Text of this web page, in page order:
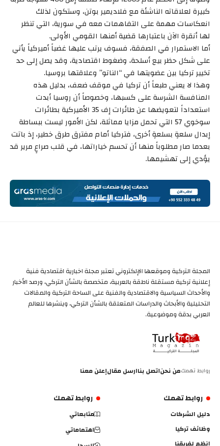
كبيرة لعلاقاته الناشئة مع فلاديمير بوتن، وستكون لذلك
انعكاسات مهمة على التفاهمات معه في سورية، التي تنظر
لها أنقرة الآن باعتبارها قضية أمنها القومي الأولى.
أما الاستمرار في الصفقة، فسوف يرتب عليها غضباً أميركياً يأتي
على شكل حظر بيع أسلحة، وضغوط اقتصادية، وقد يصل إلى حد
تخيير تركيا بين عضويتها في “الناتو” وعلاقتها بروسيا.
وهذا لا يعني طبعاً أن تركيا في موقف ضعف، بدليل هذه
المنافسة الشرسة على كسبها، وخصوصاً أن روسيا أبدت
استعداداً لتعويضها عن طائرات إف 35 الأميركية بطائرات
سوخوي 57 التي تحمل مزايا مماثلة، لكن الأمور ليست ببساطة
إبدال سلعةٍ بسلعةٍ أخرى، فتركيا أمام مفترق طرق خطير، إذ باتت
بعدما صار مطلوباً منها أن تحسم خياراتها، في قلب صراعٍ مرير قد
يؤدي إلى تهشيمها.
المجلة التركية وموقعها الإلكتروني تعتبر مجلة اخبارية اقتصادية فنية
إعلانية تركية مستقلة ناطقة بالعربية، متخصصة بالشأن التركي، ورصد الأخبار
والأحداث السياسية والاقتصادية والفنية على الساحة التركية والمقالات
التحليلية والأبحاث والدراسات المتعلقة بالشأن التركي، وينشرها للعالم
العربي بدقة وموضوعية.
روابط تهمكمن نحناتصل بناارسل مقالإعلن معنا
روابط تهمك
دليل الشركات
وظائف تركيا
انظم لفريقنا
روابط تهمك
متابعاتي
اهتماماتي